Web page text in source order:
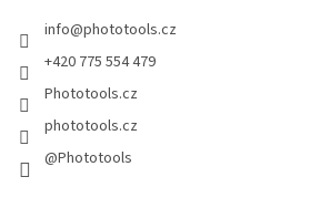
info@phototools.cz
+420 775 554 479
Phototools.cz
phototools.cz
@Phototools